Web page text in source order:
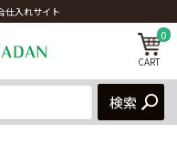
0
仕入れサイト